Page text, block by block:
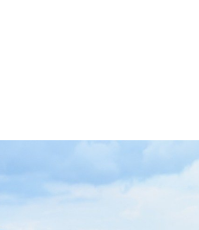
Hit enter to search or ESC to